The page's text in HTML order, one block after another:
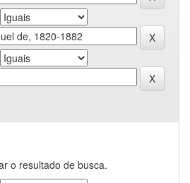
o resultado de busca.